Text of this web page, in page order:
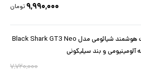
۹,۹۹۰,۰۰۰ تومان
ساعت هوشمند شیائومی مدل Black Shark GT3 Neo
آلومینیومی و بند سیلیکونی
۷,۷۲۰,۰۰۰